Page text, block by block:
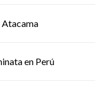
Atacama
en Perú